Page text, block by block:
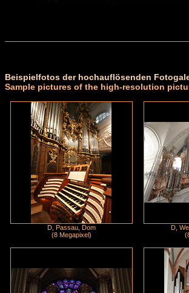
Beispielfotos der hochauflösenden
Sample pictures of the high-resolution
D, Passau, Dom
(8 Megapixel)
D,